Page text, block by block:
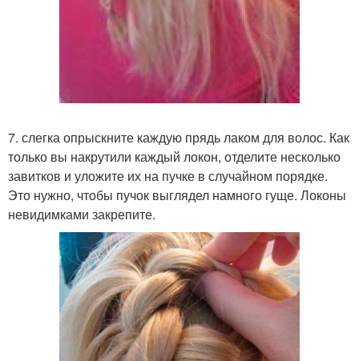
7. слегка опрыскните каждую прядь лаком для волос. Как
только вы накрутили каждый локон, отделите несколько
завитков и уложите их на пучке в случайном порядке.
Это нужно, чтобы пучок выглядел намного гуще. Локоны
невидимками закрепите.